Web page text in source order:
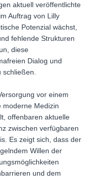
aktuell veröffentlichte
Auftrag von Lilly
Potenzial wächst,
fehlende Strukturen
diese
Dialog und
vor einem
moderne Medizin
offenbaren aktuelle
zwischen verfügbaren
Es zeigt sich, dass der
Willen der
und dem